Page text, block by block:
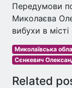
Передумови
Миколаєва
вибухи в
Миколаївська
Сєнкевич
Related